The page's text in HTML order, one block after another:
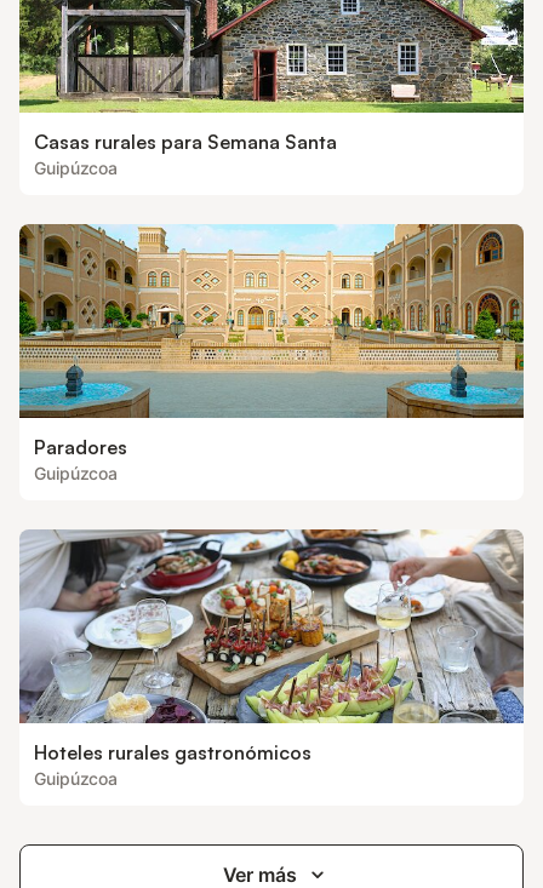
Casas rurales para Semana Santa
Guipúzcoa
Paradores
Guipúzcoa
Hoteles rurales gastronómicos
Guipúzcoa
Ver más